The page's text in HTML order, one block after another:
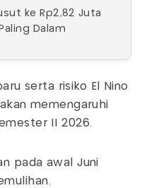
ke Rp2,82 Juta
Dalam
serta risiko El Nino
memengaruhi
II 2026.
pada awal Juni